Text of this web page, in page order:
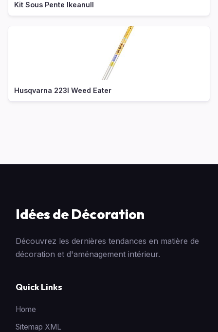
Kit Sous Pente Ikeanull
Husqvarna 223l Weed Eater
Idées de Décoration
Découvrez les dernières tendances en matière de
décoration et d'aménagement intérieur.
Quick Links
Home
Sitemap XML